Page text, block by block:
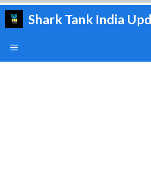
Skip
Shark Tank India
Menu